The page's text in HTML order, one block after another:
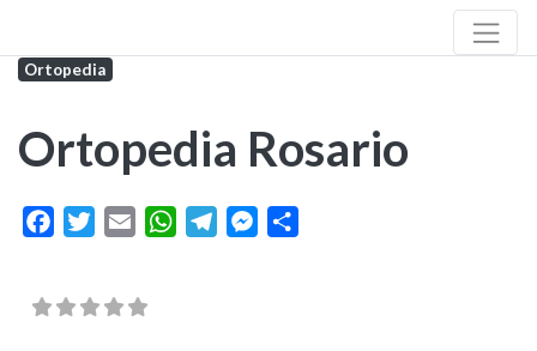
Ortopedia
Ortopedia Rosario
FacebookTwitterEmail WhatsAppTelegramMessenger